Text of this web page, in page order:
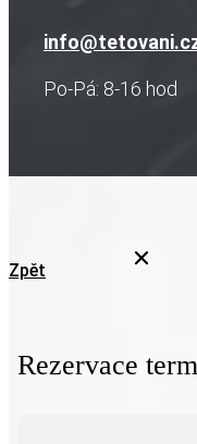
Po-Pá: 8-16 hod
Zpět
Rezervace